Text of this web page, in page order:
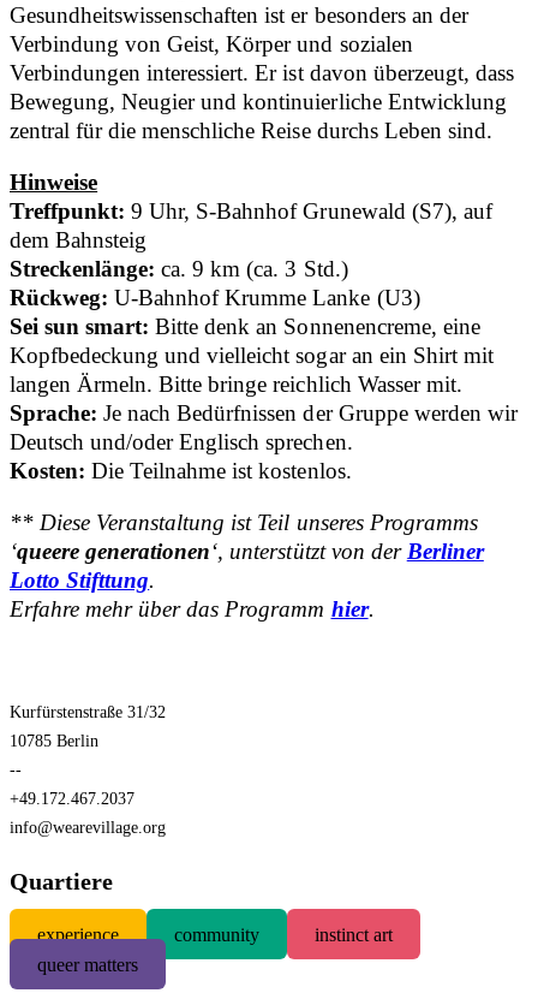
Gesundheitswissenschaften ist er besonders an der
Verbindung von Geist, Körper und sozialen
Verbindungen interessiert. Er ist davon überzeugt, dass
Bewegung, Neugier und kontinuierliche Entwicklung
zentral für die menschliche Reise durchs Leben sind.
Hinweise
Treffpunkt: 9 Uhr, S-Bahnhof Grunewald (S7), auf
dem Bahnsteig
Streckenlänge: ca. 9 km (ca. 3 Std.)
Rückweg: U-Bahnhof Krumme Lanke (U3)
Sei sun smart: Bitte denk an Sonnenencreme, eine
Kopfbedeckung und vielleicht sogar an ein Shirt mit
langen Ärmeln. Bitte bringe reichlich Wasser mit.
Sprache: Je nach Bedürfnissen der Gruppe werden wir
Deutsch und/oder Englisch sprechen.
Kosten: Die Teilnahme ist kostenlos.
** Diese Veranstaltung ist Teil unseres Programms
‘queere generationen‘, unterstützt von der Berliner
Lotto Stifttung.
Erfahre mehr über das Programm hier.
Kurfürstenstraße 31/32
10785 Berlin
--
+49.172.467.2037
info@wearevillage.org
Quartiere
experience community
instinct art
queer matters